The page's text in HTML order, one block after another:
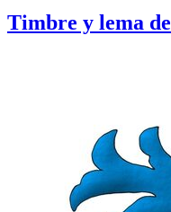
Timbre y lema